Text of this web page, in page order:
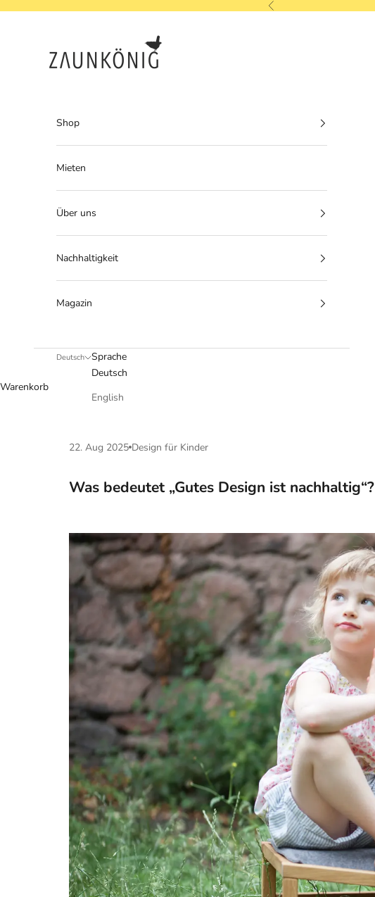
Zurück
Shop
Mieten
Über uns
Nachhaltigkeit
Magazin
Deutsch
Sprache
Deutsch
English
Warenkorb
22. Aug 2025 Design für Kinder
Was bedeutet „Gutes Design ist nachhaltig“?